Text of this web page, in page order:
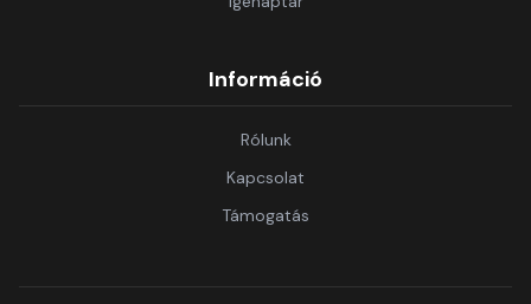
Információ
Rólunk
Kapcsolat
Támogatás